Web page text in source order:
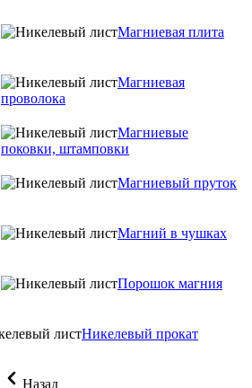
Магниевая плита
Магниевая
проволока
Магниевые
поковки, штамповки
Магниевый пруток
Магний в чушках
Порошок магния
Никелевый прокат
Назад